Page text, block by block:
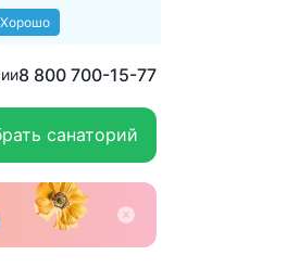
Хорошо
8 800 700-15-77
санаторий